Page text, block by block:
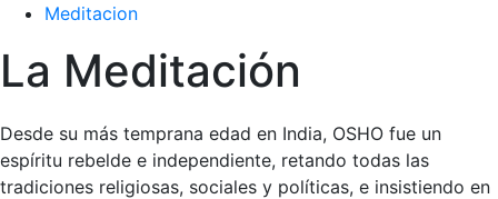
Meditacion
La Meditación
Desde su más temprana edad en India, OSHO fue un
espíritu rebelde e independiente, retando todas las
tradiciones religiosas, sociales y políticas, e insistiendo en